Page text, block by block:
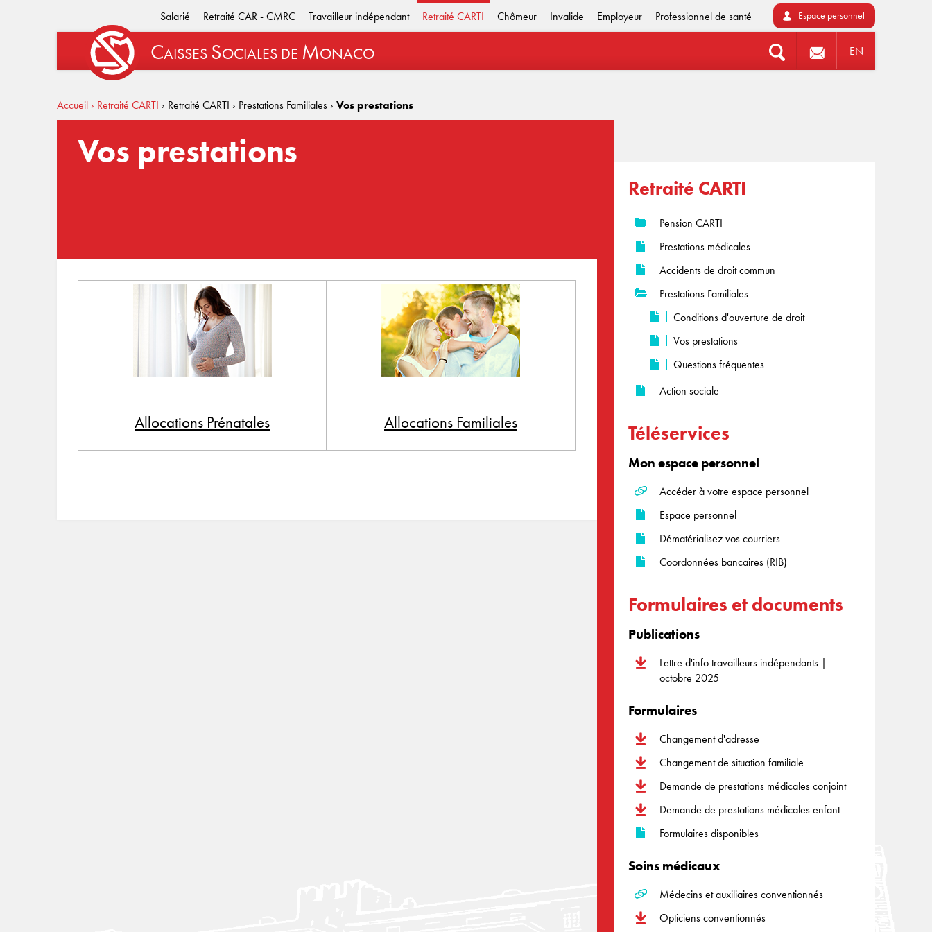
Salarié Retraité CAR - CMRC Travailleur indépendant Retraité CARTI Chômeur Invalide Employeur Professionnel de santé Espace personnel
CAISSES SOCIALES DE MONACO EN
Accueil › Retraité CARTI › Retraité CARTI › Prestations Familiales › Vos prestations
Vos prestations
Allocations Prénatales Allocations Familiales
Retraité CARTI
Pension CARTI
Prestations médicales
Accidents de droit commun
Prestations Familiales
Conditions d'ouverture de droit
Vos prestations
Questions fréquentes
Action sociale
Téléservices
Mon espace personnel
Accéder à votre espace personnel
Espace personnel
Dématérialisez vos courriers
Coordonnées bancaires (RIB)
Formulaires et documents
Publications
Lettre d'info travailleurs indépendants |
octobre 2025
Formulaires
Changement d'adresse
Changement de situation familiale
Demande de prestations médicales conjoint
Demande de prestations médicales enfant
Formulaires disponibles
Soins médicaux
Médecins et auxiliaires conventionnés
Opticiens conventionnés